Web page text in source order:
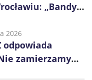
„Bandyci
2026
odpowiada
zamierzamy